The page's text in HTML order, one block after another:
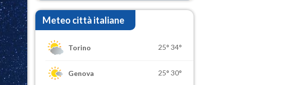
Meteo città italiane
Torino 25° 34°
Genova 25° 30°